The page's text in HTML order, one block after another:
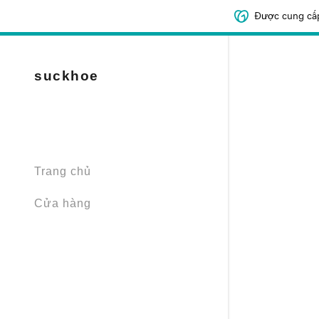
Được cung
suckhoe
Trang chủ
Cửa hàng